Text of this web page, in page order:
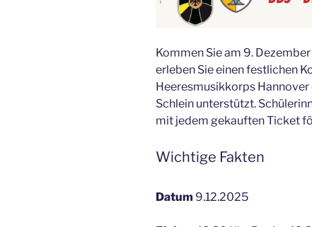
Kommen Sie am 9.
erleben Sie einen festlichen
Heeresmusikkorps
Schlein unterstützt.
mit jedem gekauften Ticket
Wichtige Fakten
Datum 9.12.2025